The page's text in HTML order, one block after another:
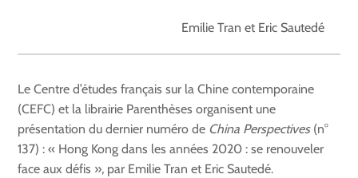
Emilie Tran et Eric Sautedé
Le Centre d’études français sur la Chine contemporaine
(CEFC) et la librairie Parenthèses organisent une
présentation du dernier numéro de China Perspectives(n°
137) : « Hong Kong dans les années 2020 : se renouveler
face aux défis », par Emilie Tran et Eric Sautedé.